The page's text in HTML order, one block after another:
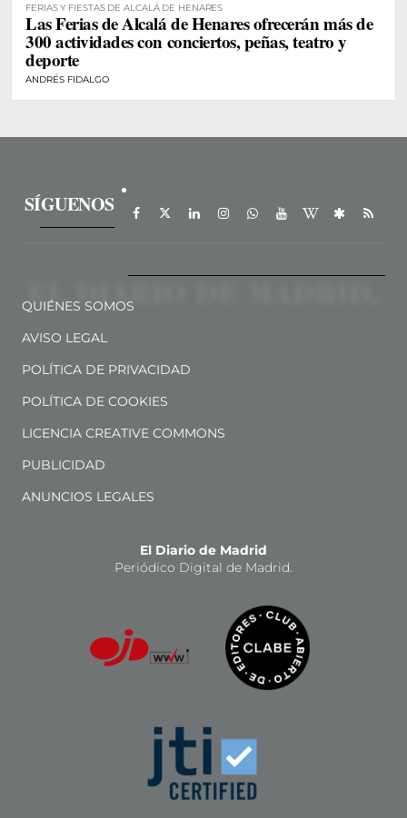
FERIAS Y FIESTAS DE ALCALÁ DE HENARES
Las Ferias de Alcalá de Henares ofrecerán más de
300 actividades con conciertos, peñas, teatro y
deporte
ANDRÉS FIDALGO
SÍGUENOS
QUIÉNES SOMOS
AVISO LEGAL
POLÍTICA DE PRIVACIDAD
POLÍTICA DE COOKIES
LICENCIA CREATIVE COMMONS
PUBLICIDAD
ANUNCIOS LEGALES
El Diario de Madrid
Periódico Digital de Madrid.